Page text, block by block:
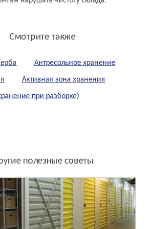
Смотрите также
Антресольное хранение
Активная зона хранения
при разборке)
полезные советы